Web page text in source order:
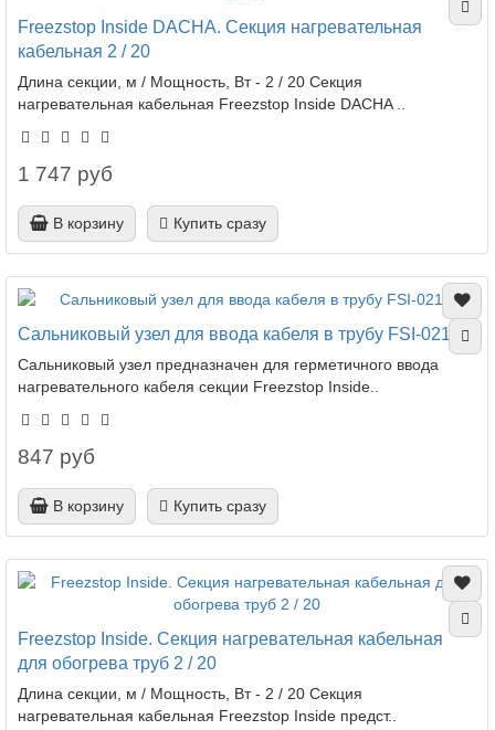
Freezstop Inside DACHA. Секция нагревательная
кабельная 2 / 20
Длина секции, м / Мощность, Вт - 2 / 20 Секция
нагревательная кабельная Freezstop Inside DACHA ..
1 747 руб
В корзину Купить сразу
Сальниковый узел для ввода кабеля в трубу FSI-0215
Сальниковый узел предназначен для герметичного ввода
нагревательного кабеля секции Freezstop Inside..
847 руб
В корзину Купить сразу
Freezstop Inside. Секция нагревательная кабельная
для обогрева труб 2 / 20
Длина секции, м / Мощность, Вт - 2 / 20 Секция
нагревательная кабельная Freezstop Inside предст..